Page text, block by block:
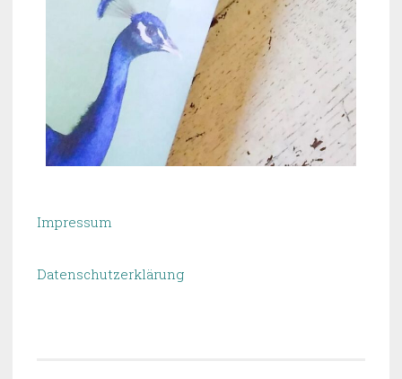
Impressum
Datenschutzerklärung